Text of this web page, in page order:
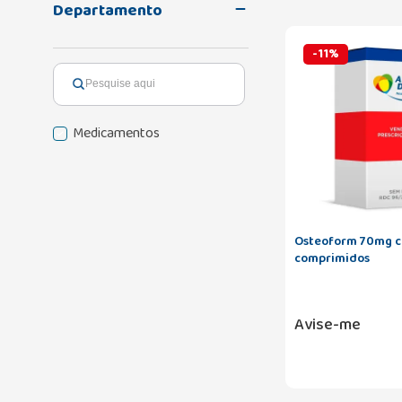
Departamento
Medicamentos
-11%
Osteoform 70mg
comprimidos
Avise-me